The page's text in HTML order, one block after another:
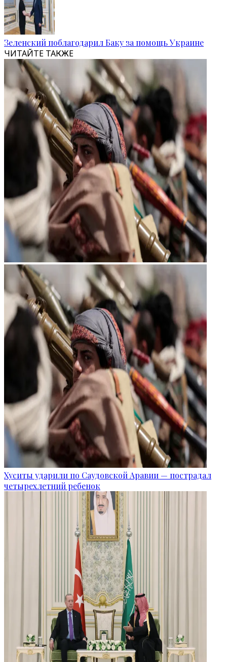
Зеленский поблагодарил Баку за помощь Украине
ЧИТАЙТЕ ТАКЖЕ
Хуситы ударили по Саудовской Аравии — пострадал
четырехлетний ребенок